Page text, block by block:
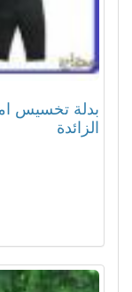
بدلة تخسيس
الزائدة